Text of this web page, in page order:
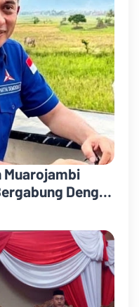
Muarojambi
Dengan